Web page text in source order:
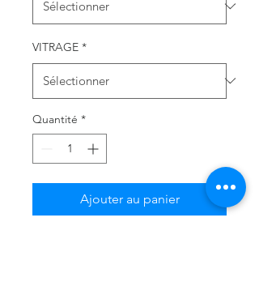
VITRAGE *
Quantité *
Ajouter au panier